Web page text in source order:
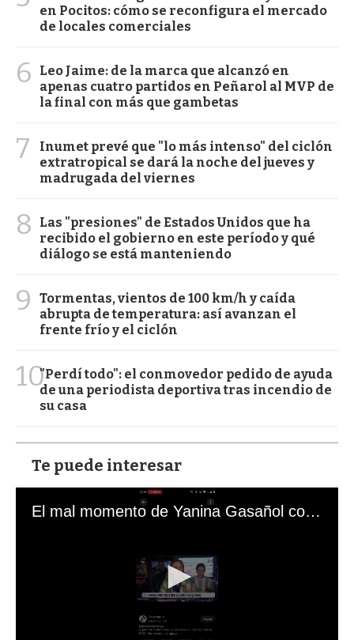
en Pocitos: cómo se reconfigura el mercado
de locales comerciales
6
Leo Jaime: de la marca que alcanzó en
apenas cuatro partidos en Peñarol al MVP de
la final con más que gambetas
7
Inumet prevé que "lo más intenso" del ciclón
extratropical se dará la noche del jueves y
madrugada del viernes
8
Las "presiones" de Estados Unidos que ha
recibido el gobierno en este período y qué
diálogo se está manteniendo
9
Tormentas, vientos de 100 km/h y caída
abrupta de temperatura: así avanzan el
frente frío y el ciclón
10"Perdí todo": el conmovedor pedido de ayuda
de una periodista deportiva tras incendio de
su casa
Te puede interesar
El mal momento de Yanina Gasañol con un hincha argentino en "Subrayado"